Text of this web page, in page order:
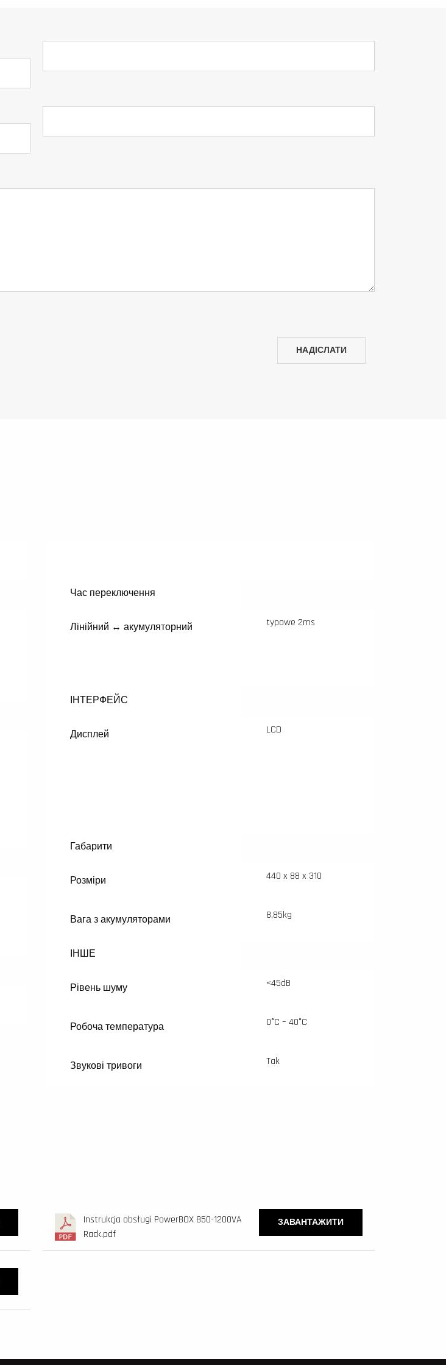
НАДІСЛАТИ
Час переключення
Лінійний ↔ акумуляторний typowe 2ms
ІНТЕРФЕЙС
Дисплей LCD
Габарити
Розміри 440 x 88 x 310
Вага з акумуляторами 8,85kg
ІНШЕ
Рівень шуму <45dB
Робоча температура 0°C – 40°C
Звукові тривоги Tak
Instrukcja obsługi PowerBOX 850-1200VA
Rack.pdf
ЗАВАНТАЖИТИ